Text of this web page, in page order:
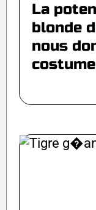
La
blonde
nous